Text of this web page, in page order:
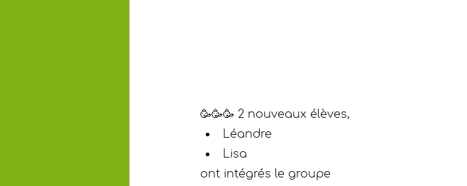
🥳🥳🥳 2 nouveaux élèves,
Léandre
Lisa
ont intégrés le groupe